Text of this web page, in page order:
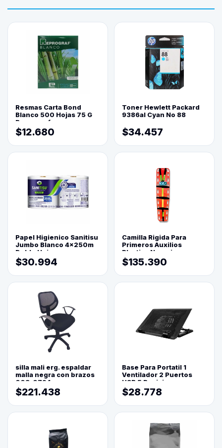
Resmas Carta Bond
Blanco 500 Hojas 75 G
Reprograf.
$12.680
Toner Hewlett Packard
9386al Cyan No 88
$34.457
Papel Higienico Sanitisu
Jumbo Blanco 4x250m
Doble Hoja
$30.994
Camilla Rigida Para
Primeros Auxilios
Plastica Naranja
$135.390
silla mali erg. espaldar
malla negra con brazos
003-0794
$221.438
Base Para Portatil 1
Ventilador 2 Puertos
USB 5 Posiciones
$28.778